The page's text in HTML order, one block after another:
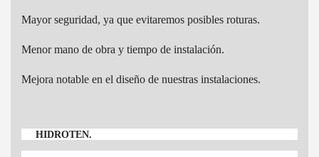
Mayor seguridad, ya que evitaremos posibles roturas.
Menor mano de obra y tiempo de instalación.
Mejora notable en el diseño de nuestras instalaciones.
HIDROTEN.